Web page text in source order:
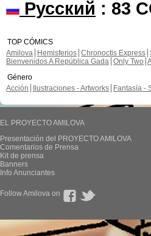
Русский : 83
TOP CÓMICS
Amilova
Hemisferios Chronoctis Express
Bienvenidos A República Gada Only Two
Género
Acción
Ilustraciones - Artworks Fantasía -
EL PROYECTO AMILOVA
Presentación del PROYECTO AMILOVA
Comentarios de Prensa
Kit de prensa
Banners
Info Anunciantes
Follow Amilova on